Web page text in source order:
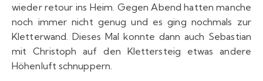
wieder retour ins Heim. Gegen Abend hatten manche
noch immer nicht genug und es ging nochmals zur
Kletterwand. Dieses Mal konnte dann auch Sebastian
mit Christoph auf den Klettersteig etwas andere
Höhenluft schnuppern.